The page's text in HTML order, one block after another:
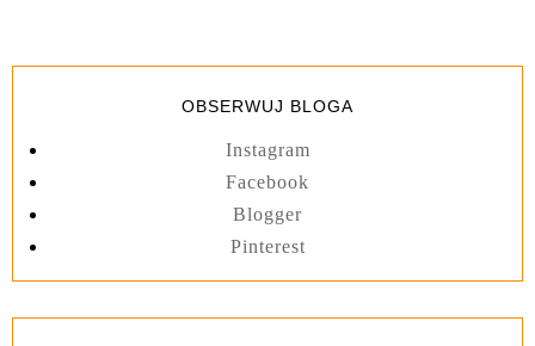
OBSERWUJ BLOGA
Instagram
Facebook
Blogger
Pinterest